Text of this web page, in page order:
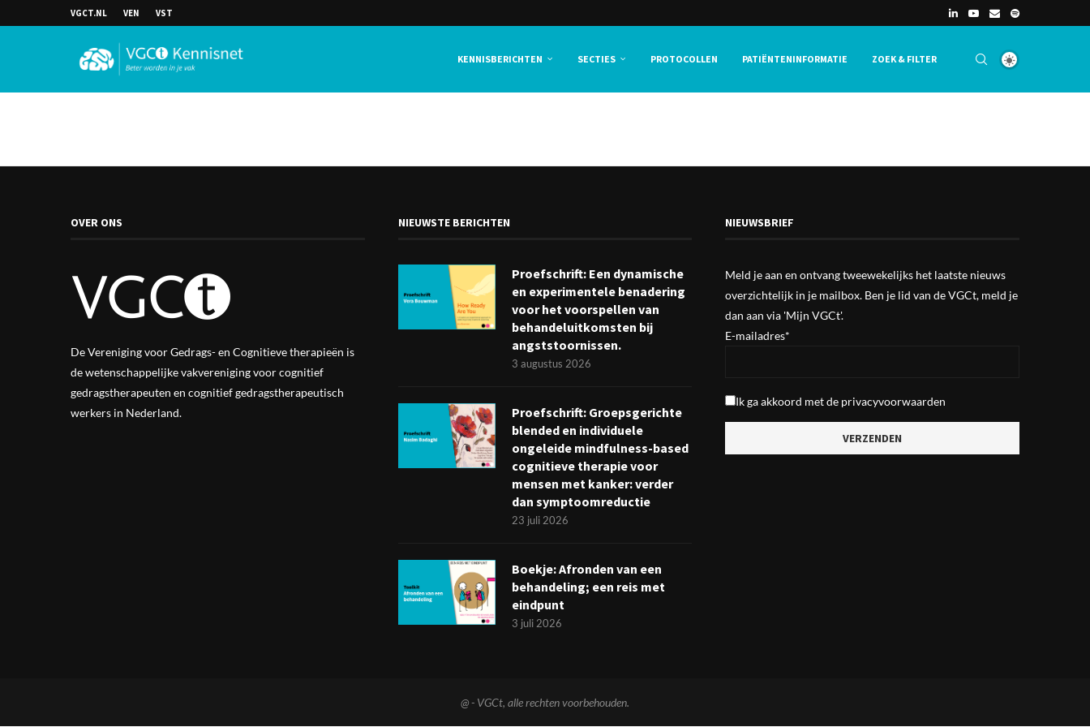
VGCT.NL VEN VST
KENNISBERICHTEN SECTIES PROTOCOLLEN PATIËNTENINFORMATIE ZOEK & FILTER
OVER ONS
De Vereniging voor Gedrags- en Cognitieve therapieën is
de wetenschappelijke vakverenigingvoor cognitief
gedragstherapeuten en cognitief gedragstherapeutisch
werkers in Nederland.
NIEUWSTE BERICHTEN
Proefschrift: Een dynamische
en experimentele benadering
voor het voorspellen van
behandeluitkomsten bij
angststoornissen.
3 augustus 2026
Proefschrift: Groepsgerichte
blended en individuele
ongeleide mindfulness-based
cognitieve therapie voor
mensen met kanker: verder
dan symptoomreductie
23 juli 2026
Boekje: Afronden van een
behandeling; een reis met
eindpunt
3 juli 2026
NIEUWSBRIEF
Meld je aan en ontvang tweewekelijks het laatste nieuws
overzichtelijk in je mailbox. Ben je lid van de VGCt, meld je
dan aan via 'Mijn VGCt'.
E-mailadres*
Ik ga akkoord met de privacyvoorwaarden
@- VGCt, alle rechten voorbehouden.